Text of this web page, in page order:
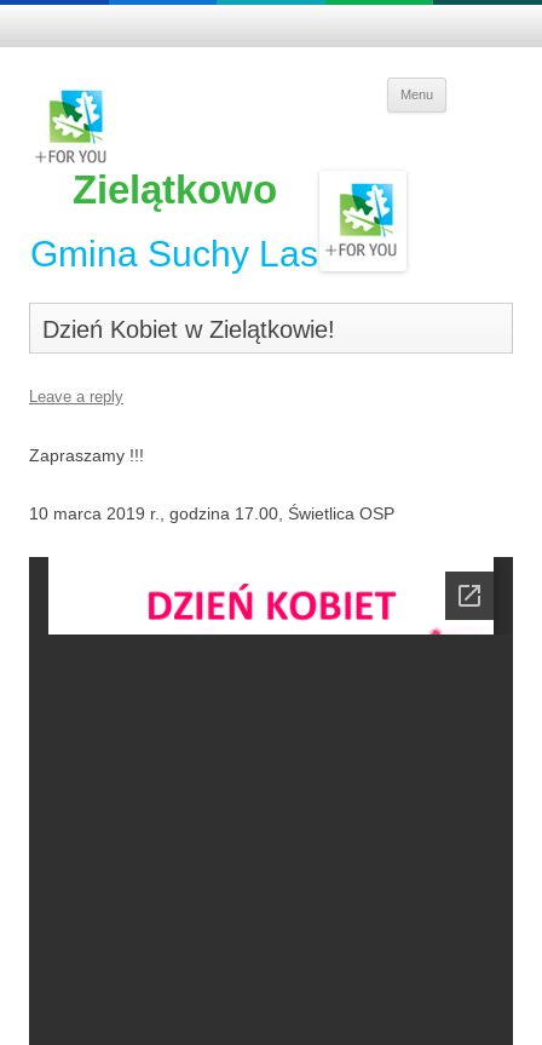
Zielątkowo
Gmina Suchy Las
Menu
Dzień Kobiet w Zielątkowie!
Leave a reply
Zapraszamy !!!
10 marca 2019 r., godzina 17.00, Świetlica OSP